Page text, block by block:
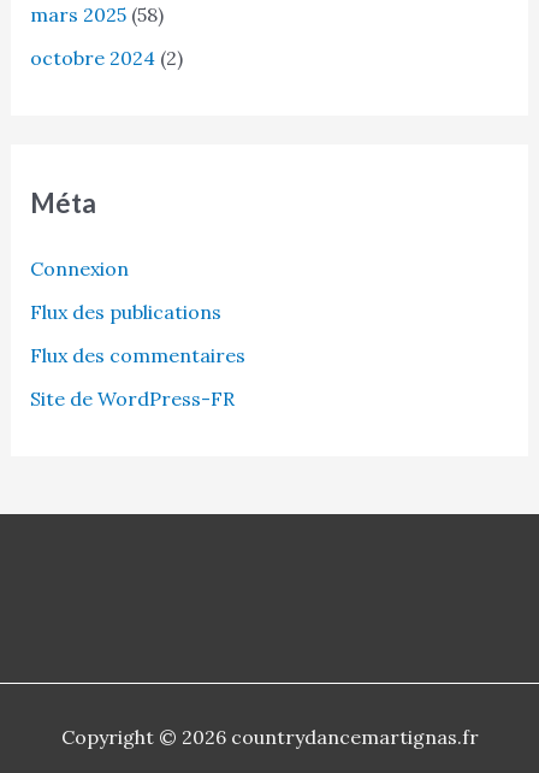
mars 2025(58)
octobre 2024(2)
Méta
Connexion
Flux des publications
Flux des commentaires
Site de WordPress-FR
Copyright © 2026 countrydancemartignas.fr